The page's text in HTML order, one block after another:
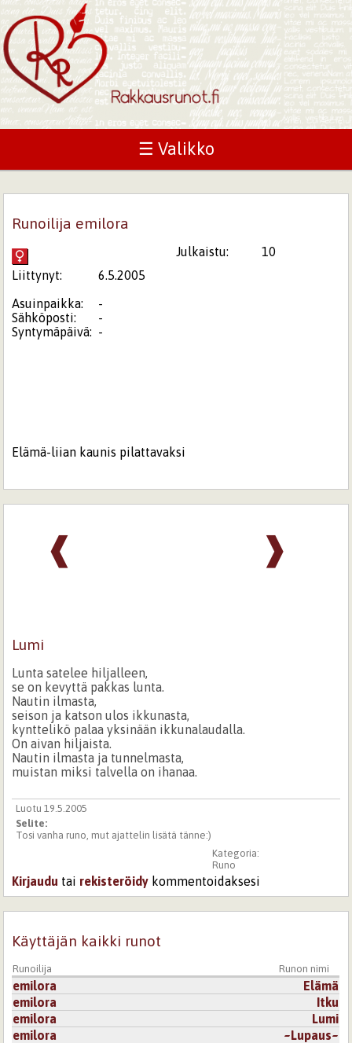
☰ Valikko
Runoilija emilora
Julkaistu:
10
Liittynyt:
6.5.2005
Asuinpaikka:
-
Sähköposti:
-
Syntymäpäivä: -
Elämä-liian kaunis pilattavaksi
❱
❰
Lumi
Lunta satelee hiljalleen,
se on kevyttä pakkas lunta.
Nautin ilmasta,
seison ja katson ulos ikkunasta,
kynttelikö palaa yksinään ikkunalaudalla.
On aivan hiljaista.
Nautin ilmasta ja tunnelmasta,
muistan miksi talvella on ihanaa.
Luotu 19.5.2005
Selite:
Tosi vanha runo, mut ajattelin lisätä tänne:)
Kategoria:
Runo
Kirjaudu tai rekisteröidy kommentoidaksesi
Käyttäjän kaikki runot
Runoilija Runon nimi
emilora
Elämä
emilora
Itku
emilora
Lumi
emilora
~Lupaus~